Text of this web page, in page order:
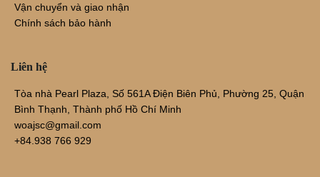
Vận chuyển và giao nhận
Chính sách bảo hành
Liên hệ
Tòa nhà Pearl Plaza, Số 561A Điện Biên Phủ, Phường 25, Quận
Bình Thạnh, Thành phố Hồ Chí Minh
woajsc@gmail.com
+84.938 766 929